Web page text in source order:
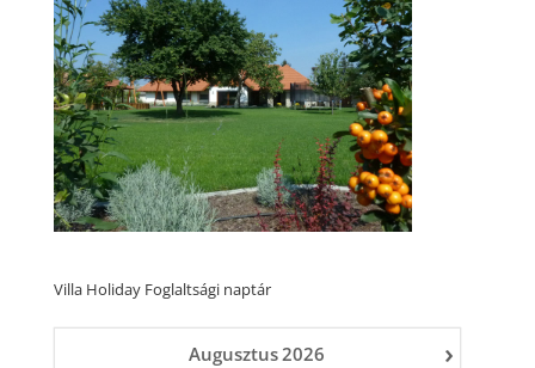
Villa Holiday Foglaltsági naptár
›
Augusztus2026